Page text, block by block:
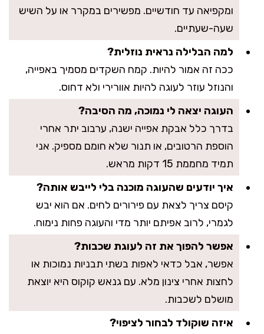
ומקפיאה עד חודשיים. מפשירים במקרר או על השיש
שעה-שעתיים.
למה הבלילה נראית נוזלית?
ככה זה אמור להיות. קמח השקדים מסמיך באפייה,
והנוזל עוזר לעוגה להיות אוורירי ולא דחוס.
העוגה יצאה לי נמוכה, מה הסיבה?
בדרך כלל אבקת אפייה ישנה, ערבוב יתר אחרי
הוספת הרטובים, או תנור שלא חומם מספיק. אני
תמיד מחממת 15 דקות מראש.
איך יודעים שהעוגה מוכנה בלי לייבש אותה?
קיסם צריך לצאת עם פירורים לחים. אם הוא יבש
לגמרי, לרוב אפיתם יותר מדי והעוגה פחות נימוח.
אפשר להפוך את זה לעוגת שכבות?
אפשר, אבל כדאי לאפות בשתי תבניות נמוכות או
לחצות אחרי צינון מלא. עם גנאש קוקוס היא יוצאת
מושלם לשכבות.
איזה שוקולד לבחור לציפוי?